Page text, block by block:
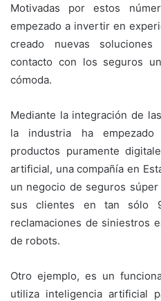
Motivadas por estos
empezado a invertir en
creado nuevas
contacto con los seguros
cómoda.
Mediante la integración de
la industria ha
productos puramente
artificial, una compañía en
un negocio de seguros
sus clientes en tan sólo
reclamaciones de siniestros
de robots.
Otro ejemplo, es un
utiliza inteligencia artificial